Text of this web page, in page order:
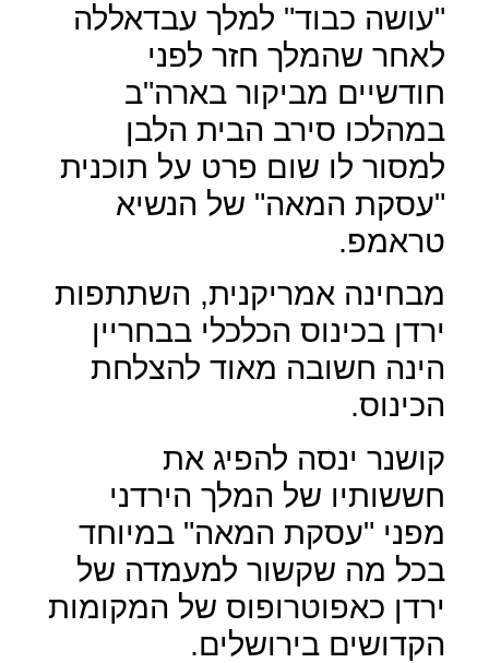
"עושה כבוד" למלך עבדאללה
לאחר שהמלך חזר לפני
חודשיים מביקור בארה"ב
במהלכו סירב הבית הלבן
למסור לו שום פרט על תוכנית
"עסקת המאה" של הנשיא
טראמפ.
מבחינה אמריקנית, השתתפות
ירדן בכינוס הכלכלי בבחריין
הינה חשובה מאוד להצלחת
הכינוס.
קושנר ינסה להפיג את
חששותיו של המלך הירדני
מפני "עסקת המאה" במיוחד
בכל מה שקשור למעמדה של
ירדן כאפוטרופוס של המקומות
הקדושים בירושלים.